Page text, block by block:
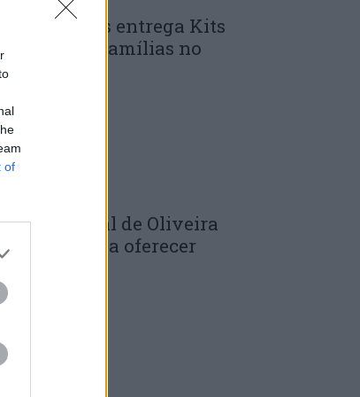
of
de Góis entrega Kits
às famílias no
do...
2026
Municipal de Oliveira
volta a oferecer
2026